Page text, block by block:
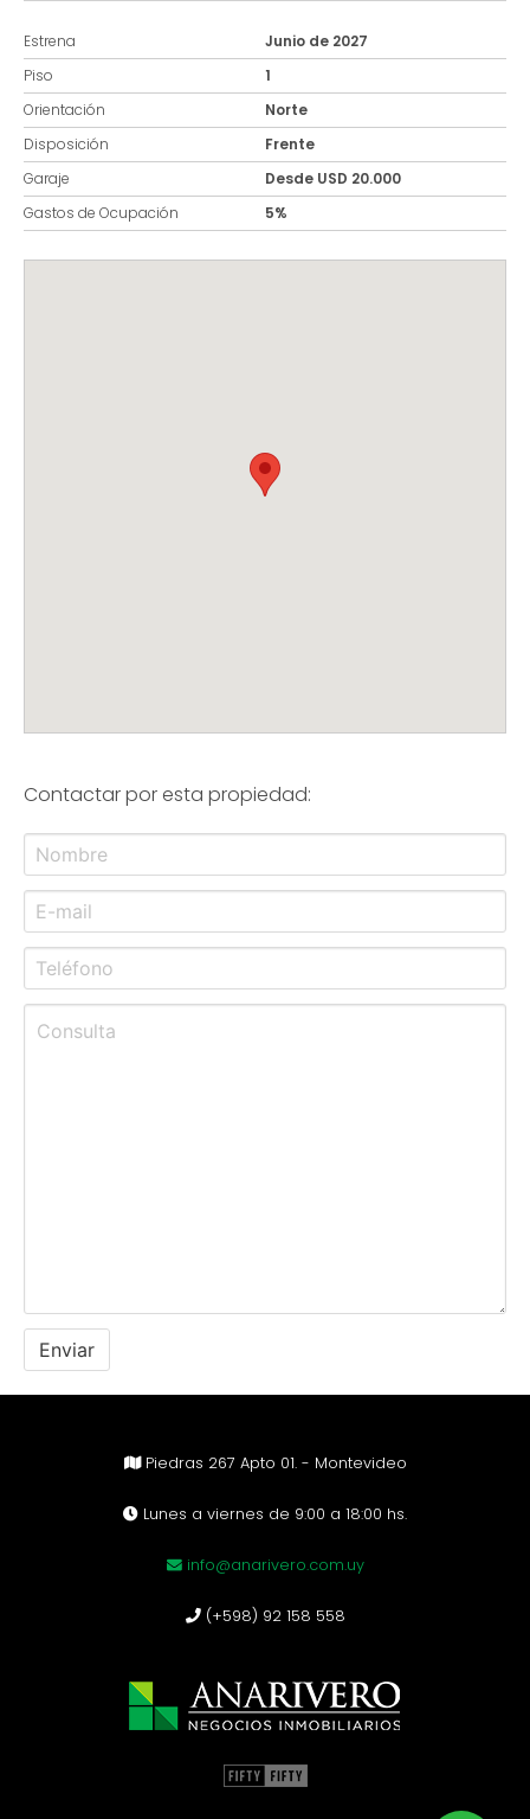
Estrena
Junio de 2027
Piso
1
Orientación
Norte
Disposición
Frente
Garaje
Desde USD 20.000
Gastos de Ocupación
5%
Contactar por esta propiedad:
Piedras 267 Apto 01. - Montevideo
Lunes a viernes de 9:00 a 18:00 hs.
info@anarivero.com.uy
(+598) 92 158 558